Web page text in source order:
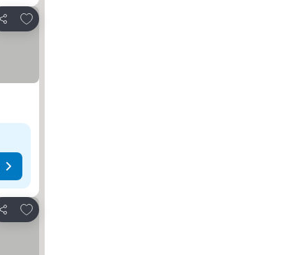
Κοινοποίηση
Προσθήκη στα αγαπημένα
Κοινοποίηση
Προσθήκη στα αγαπημένα